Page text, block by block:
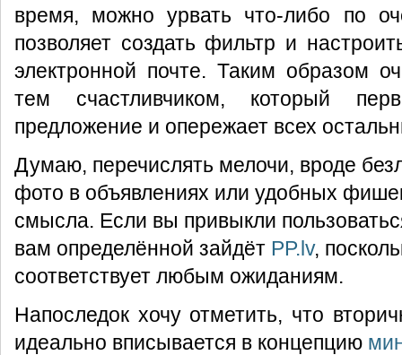
время, можно урвать что-либо по
позволяет создать фильтр и
электронной почте. Таким образом
тем счастливчиком, который
предложение и опережает всех
Думаю, перечислять мелочи, вроде
фото в объявлениях или удобных
смысла. Если вы привыкли
вам определённой зайдёт PP.lv,
соответствует любым ожиданиям.
Напоследок хочу отметить, что
идеально вписывается в концепцию